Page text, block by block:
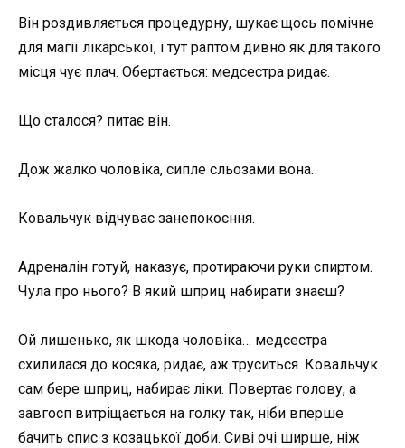
Він роздивляється процедурну, шукає щось помічне
для магії лікарської, і тут раптом дивно як для такого
місця чує плач. Обертається: медсестра ридає.
Що сталося? питає він.
Дож жалко чоловіка, сипле сльозами вона.
Ковальчук відчуває занепокоєння.
Адреналін готуй, наказує, протираючи руки спиртом.
Чула про нього? В який шприц набирати знаєш?
Ой лишенько, як шкода чоловіка… медсестра
схилилася до косяка, ридає, аж труситься. Ковальчук
сам бере шприц, набирає ліки. Повертає голову, а
завгосп витріщається на голку так, ніби вперше
бачить спис з козацької доби. Сиві очі ширше, ніж